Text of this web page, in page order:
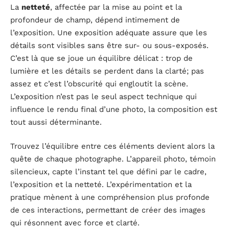
La netteté, affectée par la mise au point et la
profondeur de champ, dépend intimement de
l’exposition. Une exposition adéquate assure que les
détails sont visibles sans être sur- ou sous-exposés.
C’est là que se joue un équilibre délicat : trop de
lumière et les détails se perdent dans la clarté; pas
assez et c’est l’obscurité qui engloutit la scène.
L’exposition n’est pas le seul aspect technique qui
influence le rendu final d’une photo, la composition est
tout aussi déterminante.
Trouvez l’équilibre entre ces éléments devient alors la
quête de chaque photographe. L’appareil photo, témoin
silencieux, capte l’instant tel que défini par le cadre,
l’exposition et la netteté. L’expérimentation et la
pratique mènent à une compréhension plus profonde
de ces interactions, permettant de créer des images
qui résonnent avec force et clarté.